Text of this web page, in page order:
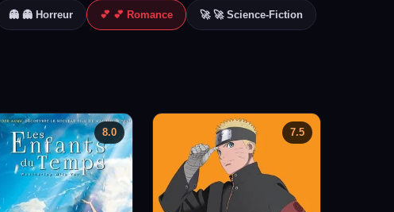
👻 👻 Horreur 💕 💕 Romance 🚀 🚀 Science-Fiction
8.0 7.5